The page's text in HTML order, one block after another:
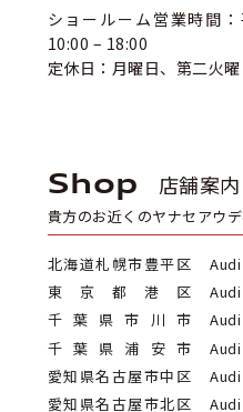
ショールーム営業時間
10:00 – 18:00
定休日：月曜日、第二火
Shop 店舗案内
貴方のお近くのヤナセアウデ
北海道札幌市豊平区
東京都港区
千葉県市川市
千葉県浦安市
愛知県名古屋市中区
愛知県名古屋市北区